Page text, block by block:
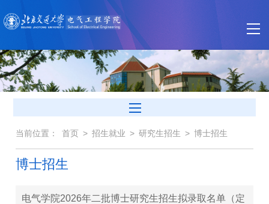
当前位置： 首页 > 招生就业 > 研究生招生 > 博士招生
博士招生
电气学院2026年二批博士研究生招生拟录取名单（定